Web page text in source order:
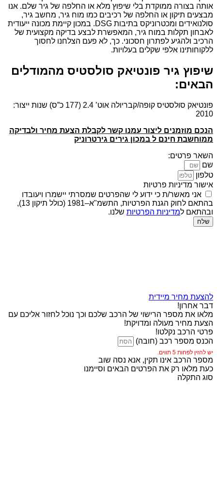
אותה בצורה ממוקדת בלי שיפוץ מלא או החלפה של גיר שלם. אנו
מבצעים תיקון או החלפה של רכיבים כמו מוח גיר, מחשב גיר,
סולנואידים ומכטרוניקס בתיבות DSG. במכון קיימת מכונה ייעודית
לאבחון תקלות במוח גיר, המאפשרת לבצע בדיקה מקצועית של
הרכיב ולהגיע לפתרון חסכוני. כך, לא פעם הצלחנו לחסוך
ללקוחותינו אלפי שקלים בעלויות.
שיפוץ גיר פונטיאק סולסטיס מהמודלים
הבאים:
פונטיאק סולסטיס קופה/קבריולה אוט’ 2.4 (177 כ”ס) שנות ייצור:
2010
הנכם מוזמנים ליצור עמנו קשר לקבלת הצעת מחיר ולבדיקה
ממוחשבת חינם ל במכון גירים גירטרוניק
השאר פרטים:
שם
טלפון
אישור מדיניות פרטיות
אני מאשר/ת כי ידוע לי שהפרטים שמסרתי יישמרו ויעובדו
בהתאם לחוק הגנת הפרטיות, התשמ"א–1981 (כולל תיקון 13),
ובהתאם למדיניות הפרטיות שלנו.
שלח
להצעת מחיר מיידית
דבר אחרון!
מלאו את מספר הרישוי של הרכב שלכם וכך נוכל לחזור אליכם עם
הצעת מחיר מעולה ומדויקת!
פרטי הרכב נקלטו!
הכנס מספר רכב (חובה)
יש להזין לפחות 5 תווים.
מספר הרכב אינו תקין, אנא נסה שוב
כעת מלאו רק את הפרטים הבאים וסיימנו
סוג התקלה